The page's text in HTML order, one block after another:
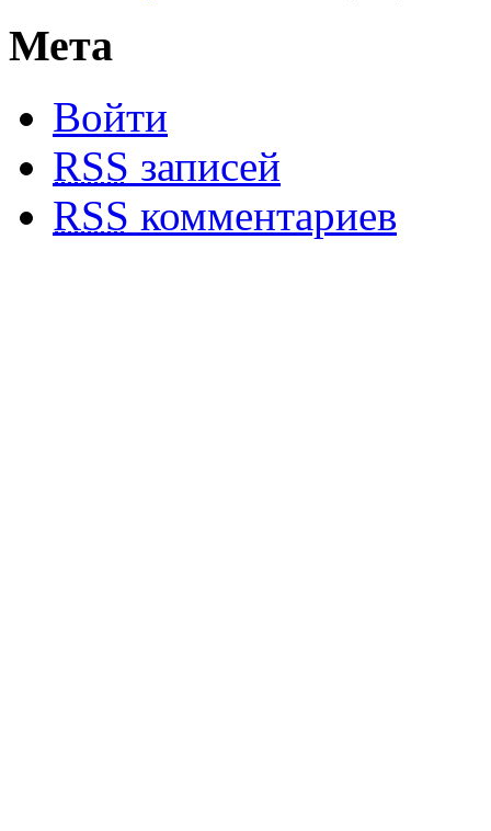
Мета
Войти
RSS записей
RSS комментариев